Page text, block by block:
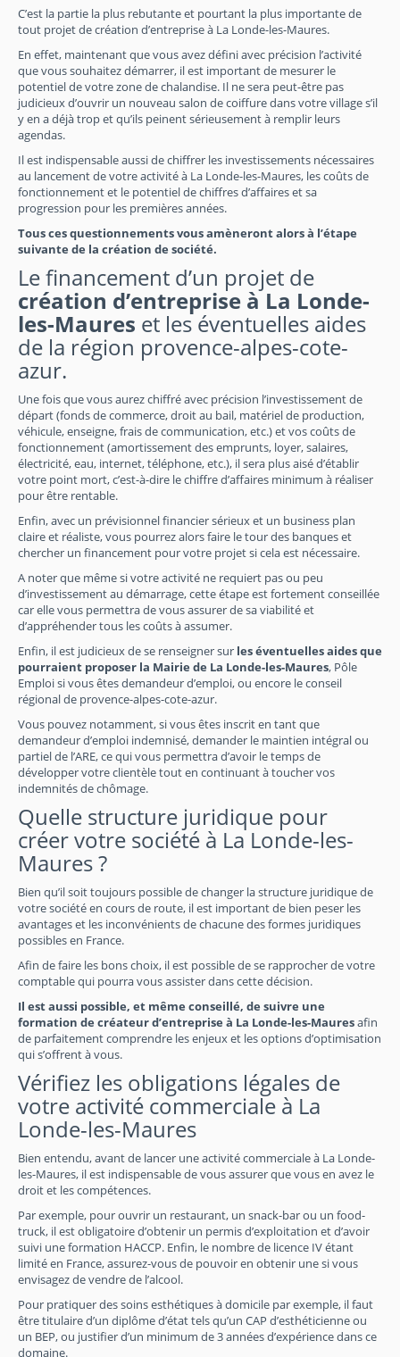
C’est la partie la plus rebutante et pourtant la plus importante de
tout projet de création d’entreprise à La Londe-les-Maures.
En effet, maintenant que vous avez défini avec précision l’activité
que vous souhaitez démarrer, il est important de mesurer le
potentiel de votre zone de chalandise. Il ne sera peut-être pas
judicieux d’ouvrir un nouveau salon de coiffure dans votre village s’il
y en a déjà trop et qu’ils peinent sérieusement à remplir leurs
agendas.
Il est indispensable aussi de chiffrer les investissements nécessaires
au lancement de votre activité à La Londe-les-Maures, les coûts de
fonctionnement et le potentiel de chiffres d’affaires et sa
progression pour les premières années.
Tous ces questionnements vous amèneront alors à l’étape
suivante de la création de société.
Le financement d’un projet de
création d’entreprise à La Londe-
les-Maures et les éventuelles aides
de la région provence-alpes-cote-
azur.
Une fois que vous aurez chiffré avec précision l’investissement de
départ (fonds de commerce, droit au bail, matériel de production,
véhicule, enseigne, frais de communication, etc.) et vos coûts de
fonctionnement (amortissement des emprunts, loyer, salaires,
électricité, eau, internet, téléphone, etc.), il sera plus aisé d’établir
votre point mort, c’est-à-dire le chiffre d’affaires minimum à réaliser
pour être rentable.
Enfin, avec un prévisionnel financier sérieux et un business plan
claire et réaliste, vous pourrez alors faire le tour des banques et
chercher un financement pour votre projet si cela est nécessaire.
A noter que même si votre activité ne requiert pas ou peu
d’investissement au démarrage, cette étape est fortement conseillée
car elle vous permettra de vous assurer de sa viabilité et
d’appréhender tous les coûts à assumer.
Enfin, il est judicieux de se renseigner sur les éventuelles aides que
pourraient proposer la Mairie de La Londe-les-Maures, Pôle
Emploi si vous êtes demandeur d’emploi, ou encore le conseil
régional de provence-alpes-cote-azur.
Vous pouvez notamment, si vous êtes inscrit en tant que
demandeur d’emploi indemnisé, demander le maintien intégral ou
partiel de l’ARE, ce qui vous permettra d’avoir le temps de
développer votre clientèle tout en continuant à toucher vos
indemnités de chômage.
Quelle structure juridique pour
créer votre société à La Londe-les-
Maures ?
Bien qu’il soit toujours possible de changer la structure juridique de
votre société en cours de route, il est important de bien peser les
avantages et les inconvénients de chacune des formes juridiques
possibles en France.
Afin de faire les bons choix, il est possible de se rapprocher de votre
comptable qui pourra vous assister dans cette décision.
Il est aussi possible, et même conseillé, de suivre une
formation de créateur d’entreprise à La Londe-les-Mauresafin
de parfaitement comprendre les enjeux et les options d’optimisation
qui s’offrent à vous.
Vérifiez les obligations légales de
votre activité commerciale à La
Londe-les-Maures
Bien entendu, avant de lancer une activité commerciale à La Londe-
les-Maures, il est indispensable de vous assurer que vous en avez le
droit et les compétences.
Par exemple, pour ouvrir un restaurant, un snack-bar ou un food-
truck, il est obligatoire d’obtenir un permis d’exploitation et d’avoir
suivi une formation HACCP. Enfin, le nombre de licence IV étant
limité en France, assurez-vous de pouvoir en obtenir une si vous
envisagez de vendre de l’alcool.
Pour pratiquer des soins esthétiques à domicile par exemple, il faut
être titulaire d’un diplôme d’état tels qu’un CAP d’esthéticienne ou
un BEP, ou justifier d’un minimum de 3 années d’expérience dans ce
domaine.